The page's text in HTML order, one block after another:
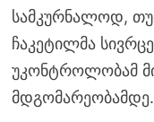
სამკურნალოდ,
ჩაკეტილმა
უკონტროლობამ
მდგომარეობამდე.